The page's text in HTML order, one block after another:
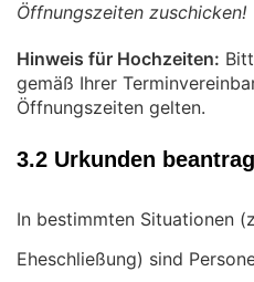
Öffnungszeiten zuschicken!
Hinweis für Hochzeiten:
gemäß Ihrer
Öffnungszeiten gelten.
3.2 Urkunden
In bestimmten Situationen
Eheschließung) sind